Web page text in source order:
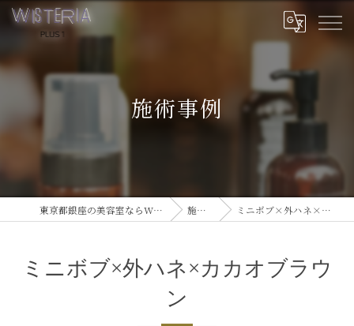
施術事例
東京都銀座の美容室ならWISTERIA PLUS 1 施術事例 ミニボブ×外ハネ×カカオブラウン
ミニボブ×外ハネ×カカオブラウ
ン